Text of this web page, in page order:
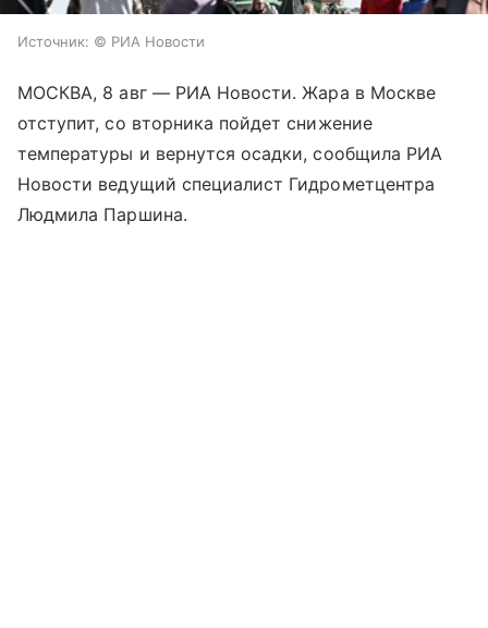
Источник: © РИА Новости
МОСКВА, 8 авг — РИА Новости. Жара в Москве
отступит, со вторника пойдет снижение
температуры и вернутся осадки, сообщила РИА
Новости ведущий специалист Гидрометцентра
Людмила Паршина.